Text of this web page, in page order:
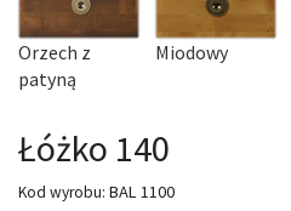
Orzech z
patyną
Miodowy
Łóżko 140
Kod wyrobu: BAL 1100